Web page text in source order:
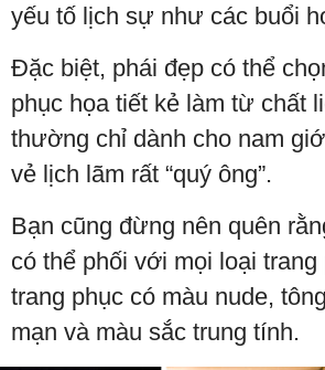
yếu tố lịch sự như các buổi
Đặc biệt, phái đẹp có thể
phục họa tiết kẻ làm từ chất
thường chỉ dành cho nam
vẻ lịch lãm rất “quý ông”.
Bạn cũng đừng nên quên
có thể phối với mọi loại trang
trang phục có màu nude,
mạn và màu sắc trung tính.